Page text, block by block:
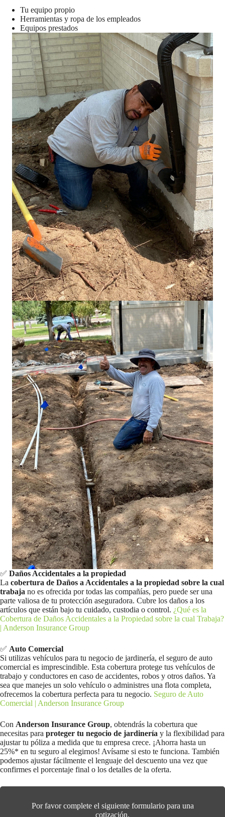
Tu equipo propio
Herramientas y ropa de los empleados
Equipos prestados
✅ Daños Accidentales a la propiedad
La cobertura de Daños a Accidentales a la propiedad sobre la cual
trabaja no es ofrecida por todas las compañías, pero puede ser una
parte valiosa de tu protección aseguradora. Cubre los daños a los
artículos que están bajo tu cuidado, custodia o control. ¿Qué es la
Cobertura de Daños Accidentales a la Propiedad sobre la cual Trabaja?
| Anderson Insurance Group
✅ Auto Comercial
Si utilizas vehículos para tu negocio de jardinería, el seguro de auto
comercial es imprescindible. Esta cobertura protege tus vehículos de
trabajo y conductores en caso de accidentes, robos y otros daños. Ya
sea que manejes un solo vehículo o administres una flota completa,
ofrecemos la cobertura perfecta para tu negocio. Seguro de Auto
Comercial | Anderson Insurance Group
Con Anderson Insurance Group, obtendrás la cobertura que
necesitas para proteger tu negocio de jardinería y la flexibilidad para
ajustar tu póliza a medida que tu empresa crece. ¡Ahorra hasta un
25%* en tu seguro al elegirnos! Avísame si esto te funciona. También
podemos ajustar fácilmente el lenguaje del descuento una vez que
confirmes el porcentaje final o los detalles de la oferta.
Por favor complete el siguiente formulario para una
cotización.